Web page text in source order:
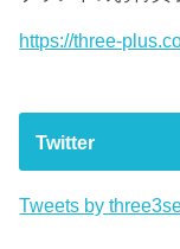
https://three-
Twitter
Tweets by